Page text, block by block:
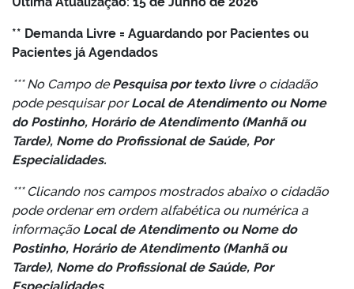
** Demanda Livre = Aguardando por Pacientes ou
Pacientes já Agendados
*** No Campo dePesquisa por texto livre o cidadão
pode pesquisar porLocal de Atendimento ou Nome
do Postinho, Horário de Atendimento (Manhã ou
Tarde), Nome do Profissional de Saúde, Por
Especialidades.
*** Clicando nos campos mostrados abaixo o cidadão
pode ordenar em ordem alfabética ou numérica a
informaçãoLocal de Atendimento ou Nome do
Postinho, Horário de Atendimento (Manhã ou
Tarde), Nome do Profissional de Saúde, Por